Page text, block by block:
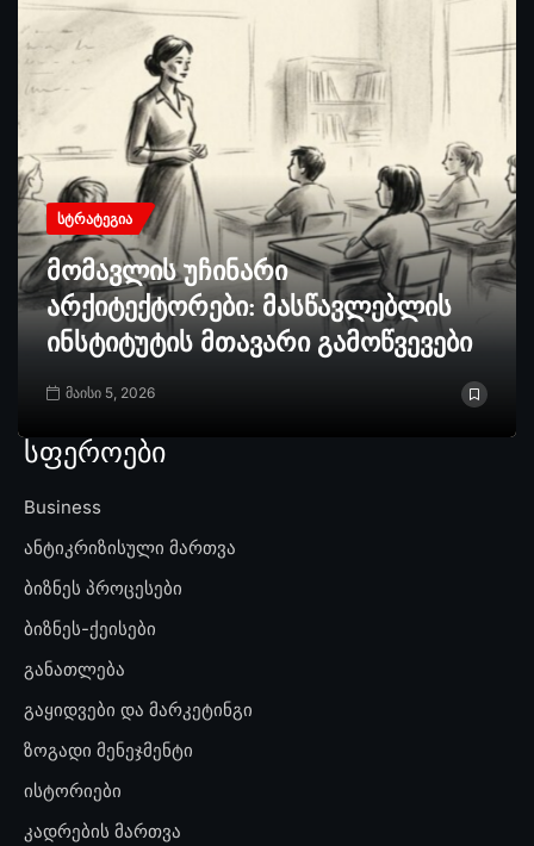
ᲡᲢᲠᲐᲢᲔᲒᲘᲐ
მომავლის უჩინარი
არქიტექტორები: მასწავლებლის
ინსტიტუტის მთავარი გამოწვევები
მაისი 5, 2026
სფეროები
Business
ანტიკრიზისული მართვა
ბიზნეს პროცესები
ბიზნეს-ქეისები
განათლება
გაყიდვები და მარკეტინგი
ზოგადი მენეჯმენტი
ისტორიები
კადრების მართვა